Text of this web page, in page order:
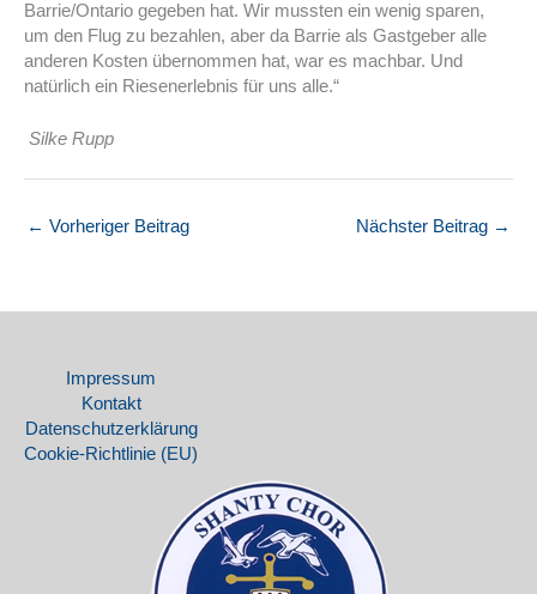
Barrie/Ontario gegeben hat. Wir mussten ein wenig sparen,
um den Flug zu bezahlen, aber da Barrie als Gastgeber alle
anderen Kosten übernommen hat, war es machbar. Und
natürlich ein Riesenerlebnis für uns alle.“
Silke Rupp
← Vorheriger Beitrag Nächster Beitrag →
Impressum
Kontakt
Datenschutz­erklärung
Cookie-Richtlinie (EU)